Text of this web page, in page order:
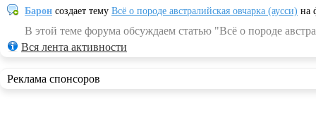
Барон создает тему Всё о породе австралийская овчарка (аусси) на
В этой теме форума обсуждаем статью "Всё о породе
Вся лента активности
Реклама спонсоров